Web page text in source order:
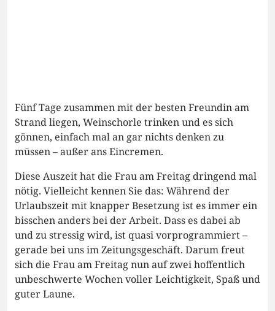
Fünf Tage zusammen mit der besten Freundin am
Strand liegen, Weinschorle trinken und es sich
gönnen, einfach mal an gar nichts denken zu
müssen – außer ans Eincremen.
Diese Auszeit hat die Frau am Freitag dringend mal
nötig. Vielleicht kennen Sie das: Während der
Urlaubszeit mit knapper Besetzung ist es immer ein
bisschen anders bei der Arbeit. Dass es dabei ab
und zu stressig wird, ist quasi vorprogrammiert –
gerade bei uns im Zeitungsgeschäft. Darum freut
sich die Frau am Freitag nun auf zwei hoffentlich
unbeschwerte Wochen voller Leichtigkeit, Spaß und
guter Laune.